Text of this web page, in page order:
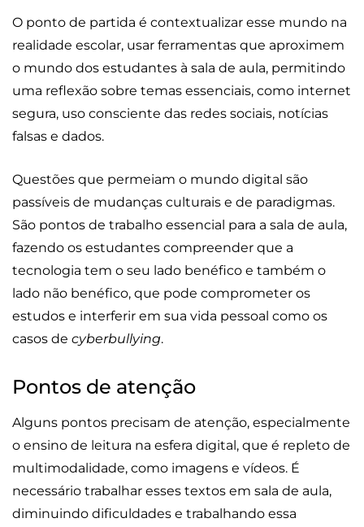
O ponto de partida é contextualizar esse mundo na
realidade escolar, usar ferramentas que aproximem
o mundo dos estudantes à sala de aula, permitindo
uma reflexão sobre temas essenciais, como internet
segura, uso consciente das redes sociais, notícias
falsas e dados.
Questões que permeiam o mundo digital são
passíveis de mudanças culturais e de paradigmas.
São pontos de trabalho essencial para a sala de aula,
fazendo os estudantes compreender que a
tecnologia tem o seu lado benéfico e também o
lado não benéfico, que pode comprometer os
estudos e interferir em sua vida pessoal como os
casos de cyberbullying.
Pontos de atenção
Alguns pontos precisam de atenção, especialmente
o ensino de leitura na esfera digital, que é repleto de
multimodalidade, como imagens e vídeos. É
necessário trabalhar esses textos em sala de aula,
diminuindo dificuldades e trabalhando essa